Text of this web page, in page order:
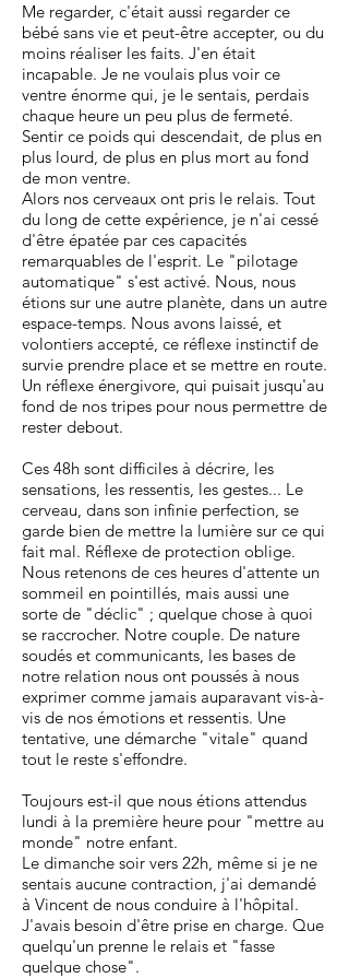
Me regarder, c'était aussi regarder ce
bébé sans vie et peut-être accepter, ou du
moins réaliser les faits. J'en était
incapable. Je ne voulais plus voir ce
ventre énorme qui, je le sentais, perdais
chaque heure un peu plus de fermeté.
Sentir ce poids qui descendait, de plus en
plus lourd, de plus en plus mort au fond
de mon ventre.
Alors nos cerveaux ont pris le relais. Tout
du long de cette expérience, je n'ai cessé
d'être épatée par ces capacités
remarquables de l'esprit. Le "pilotage
automatique" s'est activé. Nous, nous
étions sur une autre planète, dans un autre
espace-temps. Nous avons laissé, et
volontiers accepté, ce réflexe instinctif de
survie prendre place et se mettre en route.
Un réflexe énergivore, qui puisait jusqu'au
fond de nos tripes pour nous permettre de
rester debout.
Ces 48h sont difficiles à décrire, les
sensations, les ressentis, les gestes... Le
cerveau, dans son infinie perfection, se
garde bien de mettre la lumière sur ce qui
fait mal. Réflexe de protection oblige.
Nous retenons de ces heures d'attente un
sommeil en pointillés, mais aussi une
sorte de "déclic" ; quelque chose à quoi
se raccrocher. Notre couple. De nature
soudés et communicants, les bases de
notre relation nous ont poussés à nous
exprimer comme jamais auparavant vis-à-
vis de nos émotions et ressentis. Une
tentative, une démarche "vitale" quand
tout le reste s'effondre.
Toujours est-il que nous étions attendus
lundi à la première heure pour "mettre au
monde" notre enfant.
Le dimanche soir vers 22h, même si je ne
sentais aucune contraction, j'ai demandé
à Vincent de nous conduire à l'hôpital.
J'avais besoin d'être prise en charge. Que
quelqu'un prenne le relais et "fasse
quelque chose".